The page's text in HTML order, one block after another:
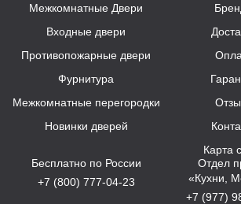
Межкомнатные Двери
Входные двери
Противопожарные двери
Фурнитура
Межкомнатные перегородки
Новинки дверей
Карта
Бесплатно по России
+7 (800) 777-04-23
Отдел
«Кухни,
+7 (977)